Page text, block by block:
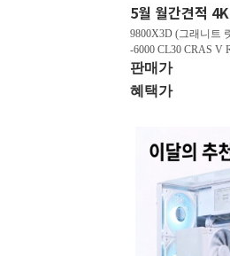
9800X3D (그래니트
-6000 CL30 CRAS V
Gx2)) / B850M
트 / 지포스 RTX
피씨디렉트 /
판매가
혜택가